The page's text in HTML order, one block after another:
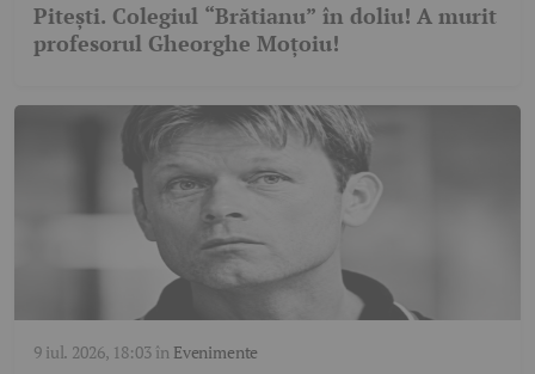
Pitești. Colegiul “Brătianu” în doliu! A murit
profesorul Gheorghe Moțoiu!
9 iul. 2026, 18:03în Evenimente